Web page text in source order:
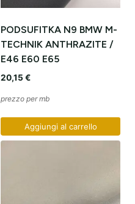
PODSUFITKA N9 BMW M-
TECHNIK ANTHRAZITE /
E46 E60 E65
20,15€
prezzo per mb
Aggiungi al carrello